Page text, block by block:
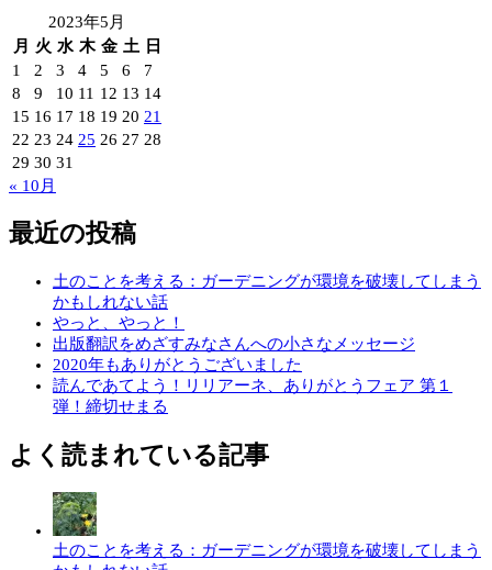
2023年5月
月
火 水 木 金 土
日
1
2 3 4 5 6
7
8
9 10 11 12 13 14
15 16 17 18 19 20 21
22 23 24 25 26 27 28
29 30 31
« 10月
最近の投稿
土のことを考える：ガーデニングが環境を破壊してしまう
かもしれない話
やっと、やっと！
出版翻訳をめざすみなさんへの小さなメッセージ
2020年もありがとうございました
読んであてよう！リリアーネ、ありがとうフェア 第１
弾！締切せまる
よく読まれている記事
土のことを考える：ガーデニングが環境を破壊してしまう